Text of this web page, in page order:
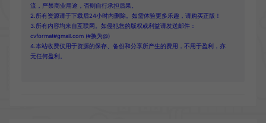
流，严禁商业用途，否则自行承担后果。
2.所有资源请于下载后24小时内删除。如需体验更多乐趣，请购买正版！
3.所有内容均来自互联网。如侵犯您的版权或利益请发送邮件：
cvformat#gmail.com (#换为@)
4.本站收费仅用于资源的保存、备份和分享所产生的费用，不用于盈利，亦
无任何盈利。